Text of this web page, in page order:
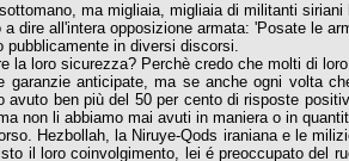
ma migliaia, migliaia di militanti
a dire all'intera opposizione armata: 'Posate le
pubblicamente in diversi discorsi.
la loro sicurezza? Perchè credo che molti di
garanzie anticipate, ma se anche ogni volta
avuto ben più del 50 per cento di risposte
non li abbiamo mai avuti in maniera o in
Hezbollah, la Niruye-Qods iraniana e le
il loro coinvolgimento, lei é preoccupato del